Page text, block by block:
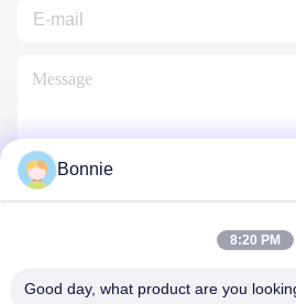
Contactez-Nous
Politique en matière de protection de la
Bonnie
8:20 PM
Good day, what product are you